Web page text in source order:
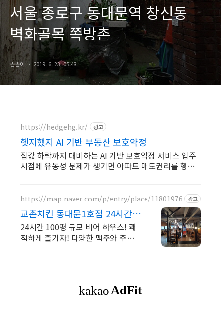
서울 종로구 동대문역 창신동
벽화골목 쪽방촌
좀좀이 2019. 6. 23. 05:48
https://hedgehg.kr/ 광고
헷지했지 AI 기반 부동산 보호약정
집값 하락까지 대비하는 AI 기반 보호약정 서비스 입주
시점에 유동성 문제가 생기면 아파트 매도권리를 행사
https://map.naver.com/p/entry/place/11801976 광고
교촌치킨 동대문1호점 24시간
영업!
24시간 100평 규모 비어 하우스! 쾌
적하게 즐기자! 다양한 맥주와 주류